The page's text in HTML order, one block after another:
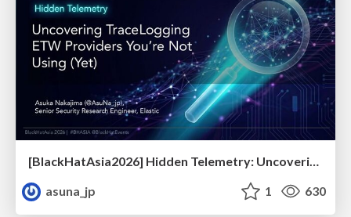
[BlackHatAsia2026] Hidden Telemetry: Uncovering TraceLogging ETW Providers You're Not Using (Yet)
asuna_jp
1 630